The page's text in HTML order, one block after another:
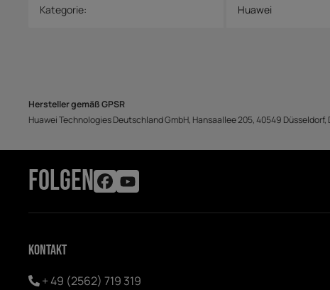
Produkteigenschaft
Wert
Kategorie: Huawei
Hersteller gemäß GPSR
Huawei Technologies Deutschland GmbH, Hansaallee 205, 40549
FOLGEN
Kontakt
+ 49 (2562) 719 319